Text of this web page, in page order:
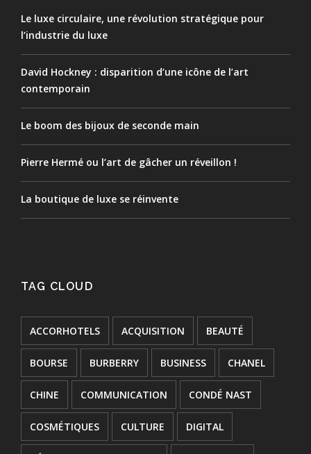
Le luxe circulaire, une révolution stratégique pour
l’industrie du luxe
David Hockney : disparition d’une icône de l’art
contemporain
Le boom des bijoux de seconde main
Pierre Hermé ou l’art de gâcher un réveillon !
La boutique de luxe se réinvente
TAG CLOUD
ACCORHOTELS ACQUISITION BEAUTÉ
BOURSE BURBERRY BUSINESS CHANEL
CHINE COMMUNICATION CONDÉ NAST
COSMÉTIQUES CULTURE DIGITAL